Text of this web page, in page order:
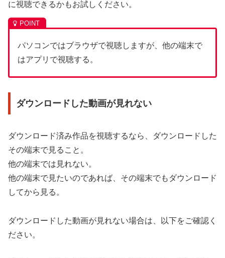
に視聴できるかもお試しください。
パソコンではブラウザで視聴しますが、他の端末で
はアプリで視聴する。
ダウンロードした動画が見れない
ダウンロード済み作品を視聴するなら、ダウンロードした
その端末で見ること。
他の端末では見れない。
他の端末で見たいのであれば、その端末でもダウンロード
してから見る。
ダウンロードした動画が見れない場合は、以下をご確認く
ださい。